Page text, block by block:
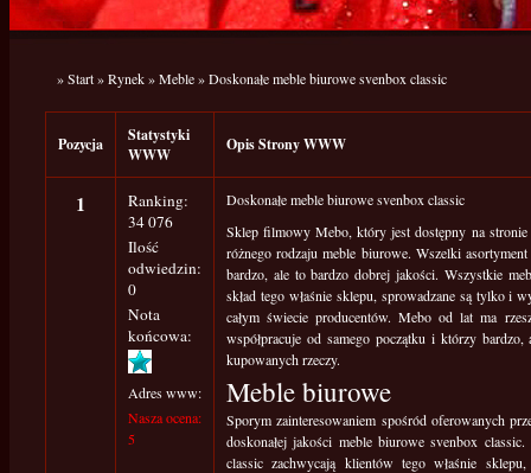
»Start»Rynek»Meble»Doskonałe meble biurowe svenbox classic
Pozycja
Statystyki
WWW
Opis Strony WWW
1
Ranking:
34 076
Ilość
odwiedzin:
0
Nota
końcowa:
Adres www:
Nasza ocena:
5
Doskonałe meble biurowe svenbox classic
Sklep filmowy Mebo, który jest dostępny na
różnego rodzaju meble biurowe. Wszelki
bardzo, ale to bardzo dobrej jakości. Wszystkie
skład tego właśnie sklepu, sprowadzane są tylko i
całym świecie producentów. Mebo od lat ma
współpracuje od samego początku i którzy
kupowanych rzeczy.
Meble biurowe
Sporym zainteresowaniem spośród oferowanych
doskonałej jakości meble biurowe svenbox
classic zachwycają klientów tego właśnie